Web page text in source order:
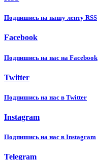
Подпишиcь на нашу ленту RSS
Facebook
Подпишиcь на нас на Facebook
Twitter
Подпишиcь на нас в Twitter
Instagram
Подпишиcь на нас в Instagram
Telegram